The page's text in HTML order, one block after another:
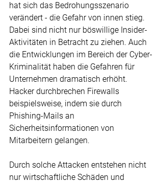
hat sich das Bedrohungsszenario
verändert - die Gefahr von innen stieg.
Dabei sind nicht nur böswillige Insider-
Aktivitäten in Betracht zu ziehen. Auch
die Entwicklungen im Bereich der Cyber-
Kriminalität haben die Gefahren für
Unternehmen dramatisch erhöht.
Hacker durchbrechen Firewalls
beispielsweise, indem sie durch
Phishing-Mails an
Sicherheitsinformationen von
Mitarbeitern gelangen.
Durch solche Attacken entstehen nicht
nur wirtschaftliche Schäden und